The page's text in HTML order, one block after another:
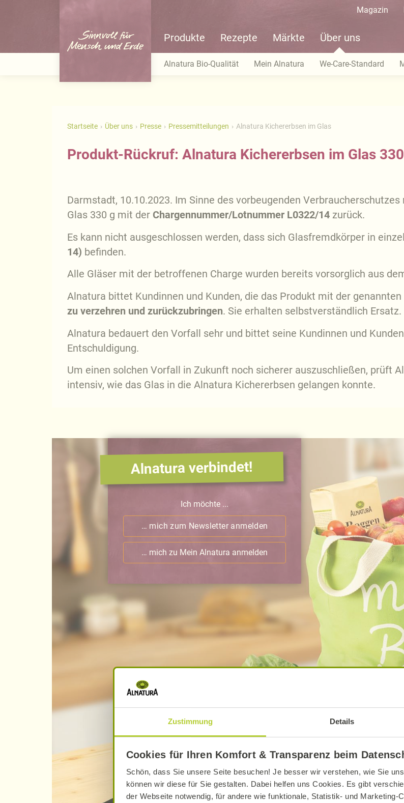
Zustimmung Details
Cookies für Ihren Komfort & Transparenz beim
Schön, dass Sie unsere Seite besuchen! Je besser wir verstehen, wie Sie
können wir diese für Sie gestalten. Dabei helfen uns Cookies. Es gibt
der Webseite notwendig, für andere wie funktionale, Statistik- und Marketing-
Magazin
Produkte Rezepte Märkte Über uns
Alnatura Bio-Qualität Mein Alnatura We-Care-Standard
Startseite Über uns Presse Pressemitteilungen Alnatura Kichererbsen im Glas
Produkt-Rückruf: Alnatura Kichererbsen im Glas
Darmstadt, 10.10.2023. Im Sinne des vorbeugenden
Glas 330 g mit der Chargennummer/Lotnummer L0322/14 zurück.
Es kann nicht ausgeschlossen werden, dass sich Glasfremdkörper in
14) befinden.
Alle Gläser mit der betroffenen Charge wurden bereits vorsorglich aus
Alnatura bittet Kundinnen und Kunden, die das Produkt mit der
zu verzehren und zurückzubringen. Sie erhalten selbstverständlich Ersatz.
Alnatura bedauert den Vorfall sehr und bittet seine Kundinnen und
Entschuldigung.
Um einen solchen Vorfall in Zukunft noch sicherer auszuschließen, prüft
intensiv, wie das Glas in die Alnatura Kichererbsen gelangen konnte.
Alnatura verbindet!
Ich möchte ...
… mich zum Newsletter anmelden
… mich zu Mein Alnatura anmelden